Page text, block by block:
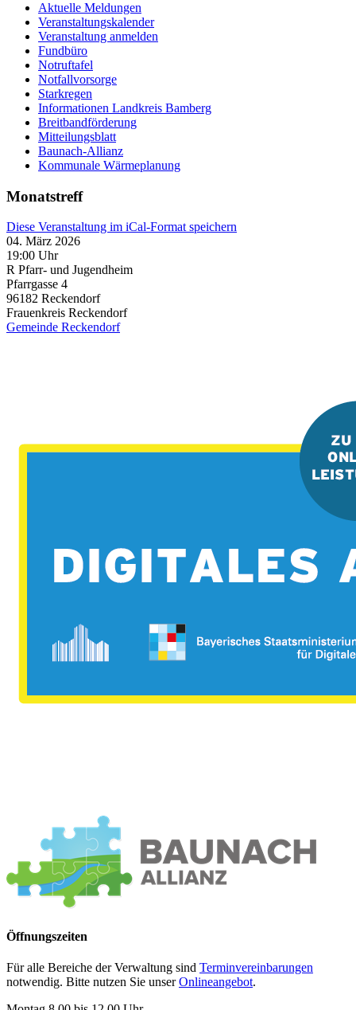
Aktuelle Meldungen
Veranstaltungskalender
Veranstaltung anmelden
Fundbüro
Notruftafel
Notfallvorsorge
Starkregen
Informationen Landkreis Bamberg
Breitbandförderung
Mitteilungsblatt
Baunach-Allianz
Kommunale Wärmeplanung
Monatstreff
Diese Veranstaltung im iCal-Format speichern
04. März 2026
19:00 Uhr
R Pfarr- und Jugendheim
Pfarrgasse 4
96182 Reckendorf
Frauenkreis Reckendorf
Gemeinde Reckendorf
Öffnungszeiten
Für alle Bereiche der Verwaltung sind Terminvereinbarungen
notwendig. Bitte nutzen Sie unserOnlineangebot.